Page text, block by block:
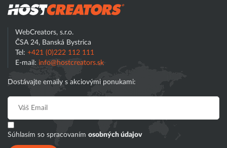
WebCreators, s.r.o.
ČSA 24, Banská Bystrica
Tel: +421 (0)222 112 111
E-mail: info@hostcreators.sk
Dostávajte emaily s akciovými ponukami:
Súhlasím so spracovaním osobných údajov